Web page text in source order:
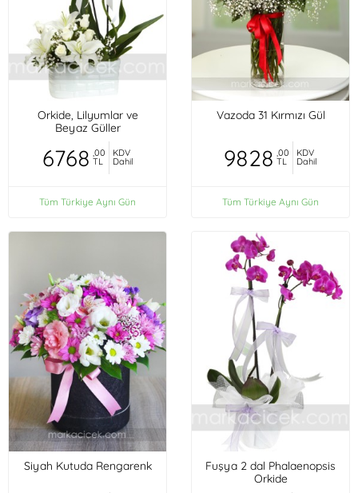
Orkide, Lilyumlar ve
Beyaz Güller
6768 ,00
TL
KDV
Dahil
Tüm Türkiye Aynı Gün
Vazoda 31 Kırmızı Gül
9828 ,00
TL
KDV
Dahil
Tüm Türkiye Aynı Gün
Siyah Kutuda Rengarenk
Fuşya 2 dal Phalaenopsis
Orkide